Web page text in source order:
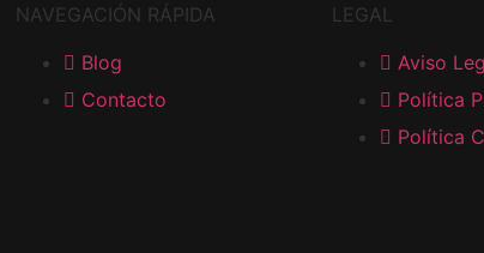
NAVEGACIÓN RÁPIDA
Blog
Contacto
LEGAL
Aviso
Política
Política